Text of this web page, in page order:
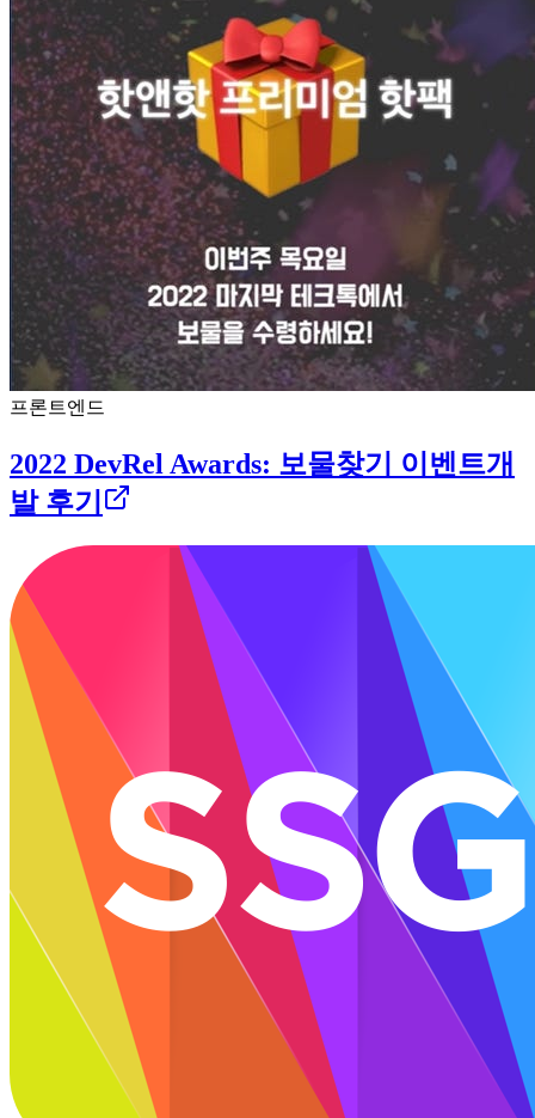
프론트엔드
2022 DevRel Awards: 보물찾기 이벤트개
발 후기